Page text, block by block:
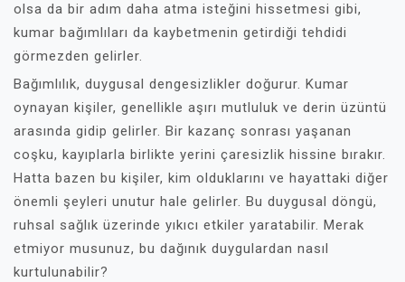
olsa da bir adım daha atma isteğini hissetmesi gibi,
kumar bağımlıları da kaybetmenin getirdiği tehdidi
görmezden gelirler.
Bağımlılık, duygusal dengesizlikler doğurur. Kumar
oynayan kişiler, genellikle aşırı mutluluk ve derin üzüntü
arasında gidip gelirler. Bir kazanç sonrası yaşanan
coşku, kayıplarla birlikte yerini çaresizlik hissine bırakır.
Hatta bazen bu kişiler, kim olduklarını ve hayattaki diğer
önemli şeyleri unutur hale gelirler. Bu duygusal döngü,
ruhsal sağlık üzerinde yıkıcı etkiler yaratabilir. Merak
etmiyor musunuz, bu dağınık duygulardan nasıl
kurtulunabilir?